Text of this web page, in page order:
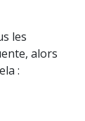
les
alors
: